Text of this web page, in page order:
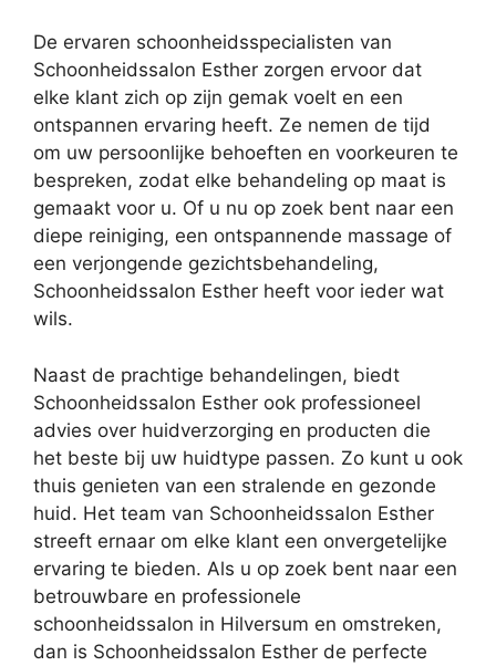
De ervaren schoonheidsspecialisten van
Schoonheidssalon Esther zorgen ervoor dat
elke klant zich op zijn gemak voelt en een
ontspannen ervaring heeft. Ze nemen de tijd
om uw persoonlijke behoeften en voorkeuren te
bespreken, zodat elke behandeling op maat is
gemaakt voor u. Of u nu op zoek bent naar een
diepe reiniging, een ontspannende massage of
een verjongende gezichtsbehandeling,
Schoonheidssalon Esther heeft voor ieder wat
wils.
Naast de prachtige behandelingen, biedt
Schoonheidssalon Esther ook professioneel
advies over huidverzorging en producten die
het beste bij uw huidtype passen. Zo kunt u ook
thuis genieten van een stralende en gezonde
huid. Het team van Schoonheidssalon Esther
streeft ernaar om elke klant een onvergetelijke
ervaring te bieden. Als u op zoek bent naar een
betrouwbare en professionele
schoonheidssalon in Hilversum en omstreken,
dan is Schoonheidssalon Esther de perfecte